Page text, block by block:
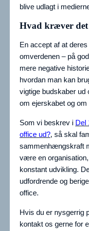
blive udlagt i
Hvad kræver
En accept af at
omverdenen – på
mere negative
hvordan man kan
vigtige budskaber
om ejerskabet og om
Som vi beskrev i Del
office ud?, så skal
sammenhængskraft
være en
konstant udvikling.
udfordrende og
office.
Hvis du er nysgerrig
kontakt os gerne for